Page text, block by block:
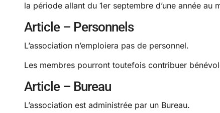
la période allant du 1er septembre d’une année au
Article – Personnels
L’association n’emploiera pas de personnel.
Les membres pourront toutefois contribuer
Article – Bureau
L’association est administrée par un Bureau.